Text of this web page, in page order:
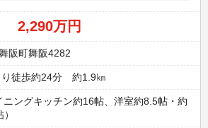
2,290万円
阪町舞阪4282
り徒歩約24分 約1.9㎞
ングキッチン約16帖、洋室約8.5帖・約